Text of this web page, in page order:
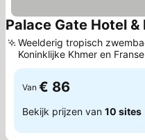
Palace Gate Hotel &
Weelderig tropisch
Koninklijke Khmer en
cuisine
Van € 86
Bekijk prijzen van 10 sites